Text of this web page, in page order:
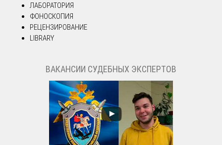
ЛАБОРАТОРИЯ
ФОНОСКОПИЯ
РЕЦЕНЗИРОВАНИЕ
LIBRARY
ВАКАНСИИ СУДЕБНЫХ ЭКСПЕРТОВ